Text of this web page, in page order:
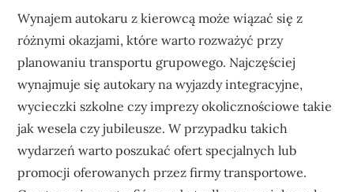
Wynajem autokaru z kierowcą może wiązać się z
różnymi okazjami, które warto rozważyć przy
planowaniu transportu grupowego. Najczęściej
wynajmuje się autokary na wyjazdy integracyjne,
wycieczki szkolne czy imprezy okolicznościowe takie
jak wesela czy jubileusze. W przypadku takich
wydarzeń warto poszukać ofert specjalnych lub
promocji oferowanych przez firmy transportowe.